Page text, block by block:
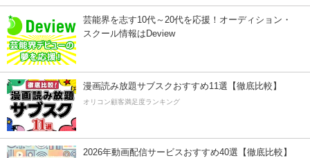
芸能界を志す10代～20代を応援！オーディション・
スクール情報はDeview
漫画読み放題サブスクおすすめ11選【徹底比較】
オリコン顧客満足度ランキング
2026年動画配信サービスおすすめ40選【徹底比較】